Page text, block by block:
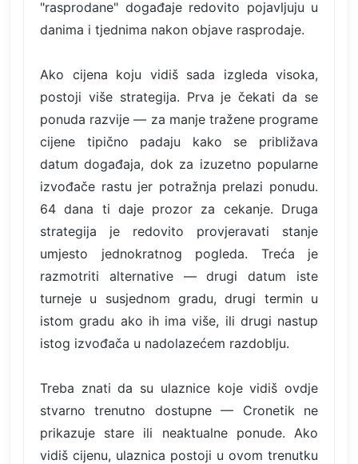
"rasprodane" događaje redovito pojavljuju u
danima i tjednima nakon objave rasprodaje.
Ako cijena koju vidiš sada izgleda visoka,
postoji više strategija. Prva je čekati da se
ponuda razvije — za manje tražene programe
cijene tipično padaju kako se približava
datum događaja, dok za izuzetno popularne
izvođače rastu jer potražnja prelazi ponudu.
64 dana ti daje prozor za cekanje. Druga
strategija je redovito provjeravati stanje
umjesto jednokratnog pogleda. Treća je
razmotriti alternative — drugi datum iste
turneje u susjednom gradu, drugi termin u
istom gradu ako ih ima više, ili drugi nastup
istog izvođača u nadolazećem razdoblju.
Treba znati da su ulaznice koje vidiš ovdje
stvarno trenutno dostupne — Cronetik ne
prikazuje stare ili neaktualne ponude. Ako
vidiš cijenu, ulaznica postoji u ovom trenutku